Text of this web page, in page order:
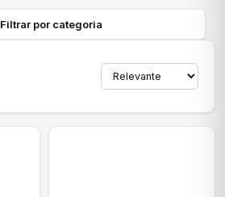
Filtrar por categoria